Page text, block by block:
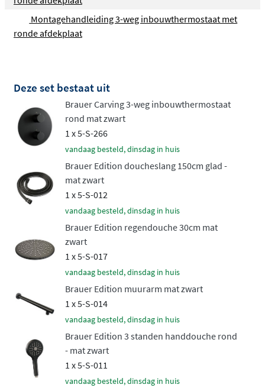
voorkeur.
Handdouche naar jouw voorkeur
standen handdouchedie je met een druk op de knop
kunt wisselen tussen verschillende straalpatronen. De
handdouche kan worden geplaatst in een wandhouder
voor een strakke uitstraling, of aan een
voor maximaal gebruiksgemak. Beide opties
worden geleverd inclusief een 150cm doucheslang.
Ruwe elegantie in verschillende
De Carving collectie is verkrijgbaar in alle Brauer
kleuren, van tijdloos chroom tot moderne PVD-
afwerkingen zoalsgeborsteld goud, geborsteld koper,
geborsteld gunmetal, geborsteld RVS en mat zwart
PVD-coating zorgt voor een duurzame, krasbestendige
afwerking die jarenlang mooi blijft. Het messing
binnenwerk garandeert betrouwbaarheid en een lange
levensduur.
Veilig en comfortabel douchen
Montagehandleiding 3-weg inbouwthermostaat met
ronde afdekplaat
Deze set bestaat uit
Brauer Carving 3-weg inbouwthermostaat
rond mat zwart
1 x 5-S-266
vandaag besteld, dinsdag in huis
Brauer Edition doucheslang 150cm glad -
mat zwart
1 x 5-S-012
vandaag besteld, dinsdag in huis
Brauer Edition regendouche 30cm mat
zwart
1 x 5-S-017
vandaag besteld, dinsdag in huis
Brauer Edition muurarm mat zwart
1 x 5-S-014
vandaag besteld, dinsdag in huis
Brauer Edition 3 standen handdouche rond
- mat zwart
1 x 5-S-011
vandaag besteld, dinsdag in huis